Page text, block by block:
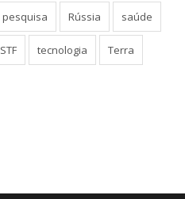
pesquisa Rússia saúde
STF tecnologia Terra